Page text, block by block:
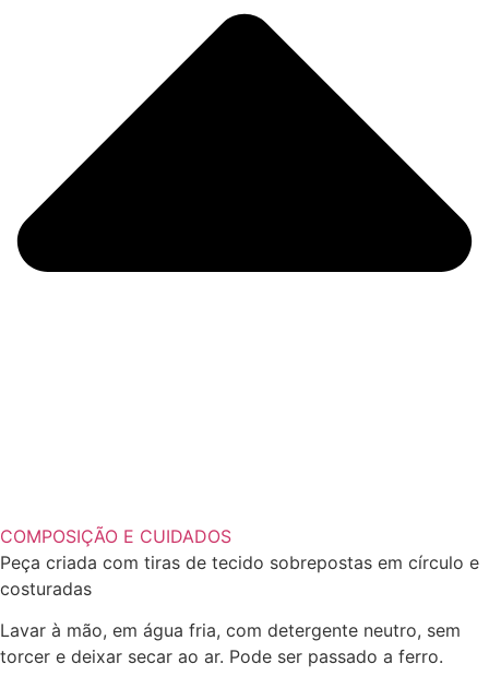
COMPOSIÇÃO E CUIDADOS
Peça criada com tiras de tecido sobrepostas em círculo e
costuradas
Lavar à mão, em água fria, com detergente neutro, sem
torcer e deixar secar ao ar. Pode ser passado a ferro.